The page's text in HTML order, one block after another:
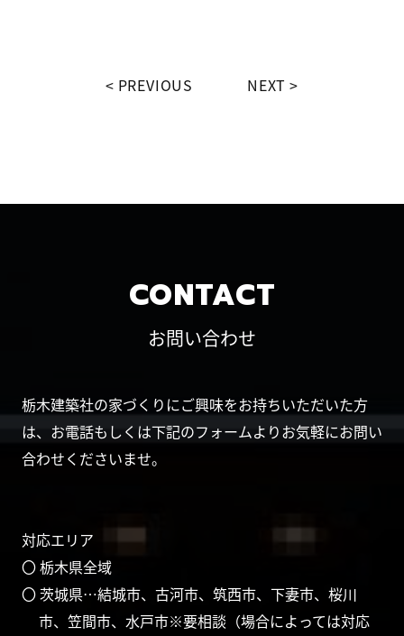
PREVIOUS NEXT
CONTACT
お問い合わせ
栃木建築社の家づくりにご興味をお持ちいただいた方
は、お電話もしくは下記のフォームよりお気軽にお問い
合わせくださいませ。
対応エリア
〇 栃木県全域
〇 茨城県…結城市、古河市、筑西市、下妻市、桜川
市、笠間市、水戸市※要相談（場合によっては対応